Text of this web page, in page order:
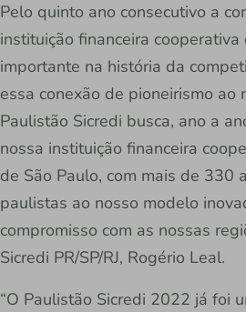
Pelo quinto ano consecutivo a
instituição financeira
importante na história da
essa conexão de pioneirismo
Paulistão Sicredi busca, ano a
nossa instituição financeira
de São Paulo, com mais de 330
paulistas ao nosso modelo
compromisso com as nossas
Sicredi PR/SP/RJ, Rogério Leal.
“O Paulistão Sicredi 2022 já foi